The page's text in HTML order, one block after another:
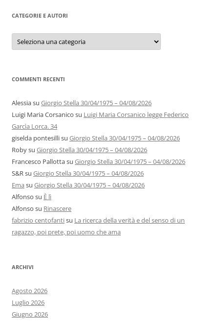
CATEGORIE E AUTORI
Categorie
autori
COMMENTI RECENTI
Alessiasu Giorgio Stella 30/04/1975 – 04/08/2026
Luigi Maria Corsanico su Luigi Maria Corsanico legge Federico
Garcìa Lorca. 34
giselda pontesillisu Giorgio Stella 30/04/1975 – 04/08/2026
Robysu Giorgio Stella 30/04/1975 – 04/08/2026
Francesco Pallottasu Giorgio Stella 30/04/1975 – 04/08/2026
S&Rsu Giorgio Stella 30/04/1975 – 04/08/2026
Ema su Giorgio Stella 30/04/1975 – 04/08/2026
Alfonso su È lì
Alfonso su Rinascere
fabrizio centofantisu La ricerca della verità e del senso di un
ragazzo, poi prete, poi uomo che ama
ARCHIVI
Agosto 2026
Luglio 2026
Giugno 2026